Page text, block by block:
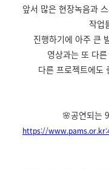
앞서 많은 현장녹음과
작업
진행하기에 아주 큰
영상과는 또 다
다른 프로젝트에도
🌸공연되는
https://